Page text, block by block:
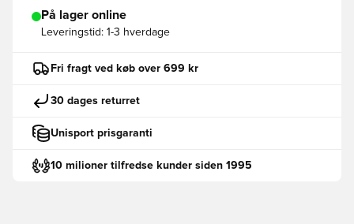
På lager online
Leveringstid: 1-3 hverdage
Fri fragt ved køb over 699 kr
30 dages returret
Unisport prisgaranti
10 milioner tilfredse kunder siden 1995